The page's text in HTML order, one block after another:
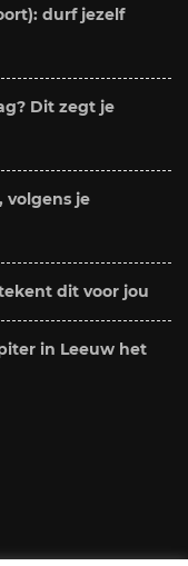
durf jezelf
Dit zegt je
volgens je
dit voor jou
in Leeuw het